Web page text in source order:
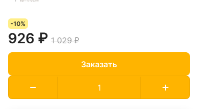
-10%
926 ₽ 1 029 ₽
Заказать